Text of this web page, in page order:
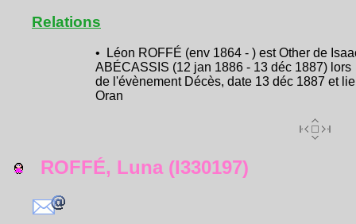
Relations
• Léon ROFFÉ (env 1864 - ) est Other de
ABÉCASSIS (12 jan 1886 - 13 déc 1887) lors
de l'évènement Décès, date 13 déc 1887 et
Oran
ROFFÉ, Luna (I330197)